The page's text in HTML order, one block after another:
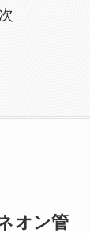
オン管